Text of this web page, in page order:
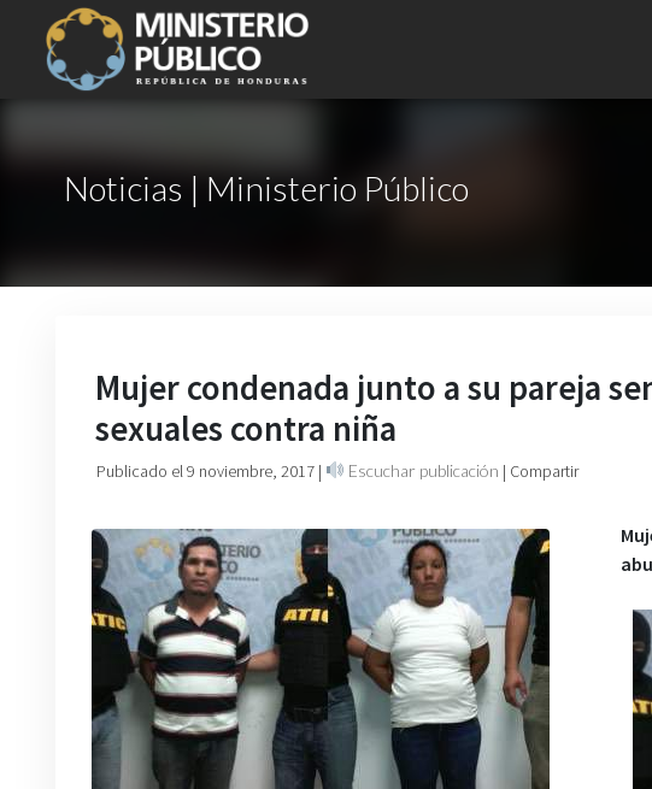
Noticias | Ministerio Público
Mujer condenada junto a su pareja
sexuales contra niña
Publicado el 9 noviembre, 2017 | Escuchar publicación | Compartir